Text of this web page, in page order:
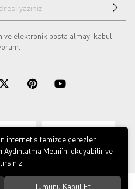
ve elektronik posta almayı kabul
on the Download on
Google play
. Tüm hakları saklıdır.
internet sitemizde çerezler
Aydınlatma Metni’ni okuyabilir ve
Tümünü Kabul Et